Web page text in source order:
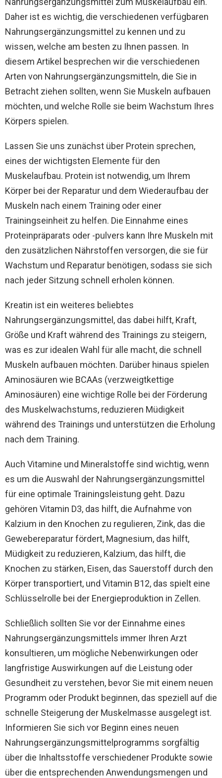
Daher ist es wichtig, die verschiedenen verfügbaren
Nahrungsergänzungsmittel zu kennen und zu
wissen, welche am besten zu Ihnen passen. In
diesem Artikel besprechen wir die verschiedenen
Arten von Nahrungsergänzungsmitteln, die Sie in
Betracht ziehen sollten, wenn Sie Muskeln aufbauen
möchten, und welche Rolle sie beim Wachstum Ihres
Körpers spielen.
Lassen Sie uns zunächst über Protein sprechen,
eines der wichtigsten Elemente für den
Muskelaufbau. Protein ist notwendig, um Ihrem
Körper bei der Reparatur und dem Wiederaufbau der
Muskeln nach einem Training oder einer
Trainingseinheit zu helfen. Die Einnahme eines
Proteinpräparats oder -pulvers kann Ihre Muskeln mit
den zusätzlichen Nährstoffen versorgen, die sie für
Wachstum und Reparatur benötigen, sodass sie sich
nach jeder Sitzung schnell erholen können.
Kreatin ist ein weiteres beliebtes
Nahrungsergänzungsmittel, das dabei hilft, Kraft,
Größe und Kraft während des Trainings zu steigern,
was es zur idealen Wahl für alle macht, die schnell
Muskeln aufbauen möchten. Darüber hinaus spielen
Aminosäuren wie BCAAs (verzweigtkettige
Aminosäuren) eine wichtige Rolle bei der Förderung
des Muskelwachstums, reduzieren Müdigkeit
während des Trainings und unterstützen die Erholung
nach dem Training.
Auch Vitamine und Mineralstoffe sind wichtig, wenn
es um die Auswahl der Nahrungsergänzungsmittel
für eine optimale Trainingsleistung geht. Dazu
gehören Vitamin D3, das hilft, die Aufnahme von
Kalzium in den Knochen zu regulieren, Zink, das die
Gewebereparatur fördert, Magnesium, das hilft,
Müdigkeit zu reduzieren, Kalzium, das hilft, die
Knochen zu stärken, Eisen, das Sauerstoff durch den
Körper transportiert, und Vitamin B12, das spielt eine
Schlüsselrolle bei der Energieproduktion in Zellen.
Schließlich sollten Sie vor der Einnahme eines
Nahrungsergänzungsmittels immer Ihren Arzt
konsultieren, um mögliche Nebenwirkungen oder
langfristige Auswirkungen auf die Leistung oder
Gesundheit zu verstehen, bevor Sie mit einem neuen
Programm oder Produkt beginnen, das speziell auf die
schnelle Steigerung der Muskelmasse ausgelegt ist.
Informieren Sie sich vor Beginn eines neuen
Nahrungsergänzungsmittelprogramms sorgfältig
über die Inhaltsstoffe verschiedener Produkte sowie
über die entsprechenden Anwendungsmengen und